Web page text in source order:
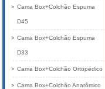
Cama Box+Colchão Espuma
D45
Cama Box+Colchão Espuma
D33
Cama Box+Colchão Ortopédico
Cama Box+Colchão Anatômico